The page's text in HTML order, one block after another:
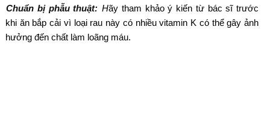
Chuẩn bị phẫu thuật: Hãy tham khảo ý kiến ​​từ bác sĩ trước
khi ăn bắp cải vì loại rau này có nhiều vitamin K có thể gây ảnh
hưởng đến chất làm loãng máu.